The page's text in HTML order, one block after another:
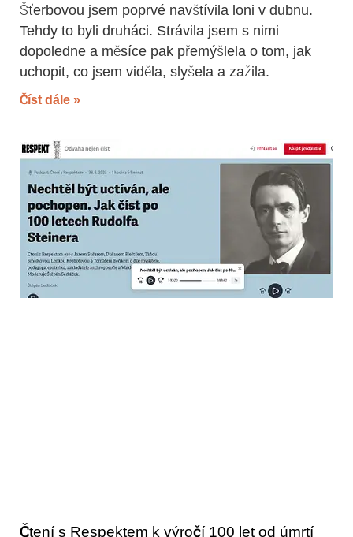
Šťerbovou jsem poprvé navštívila loni v dubnu.
Tehdy to byli druháci. Strávila jsem s nimi
dopoledne a měsíce pak přemýšlela o tom, jak
uchopit, co jsem viděla, slyšela a zažila.
Číst dále »
Čtení s Respektem k výročí 100 let od úmrtí